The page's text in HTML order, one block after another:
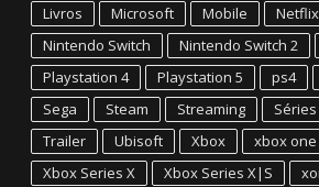
Livros
Microsoft Mobile
Netflix
Nintendo Switch
Nintendo Switch 2
Playstation 4
Playstation 5 ps4
Sega
Steam Streaming Séries
Trailer
Ubisoft Xbox xbox one
Xbox Series X
Xbox Series X|S